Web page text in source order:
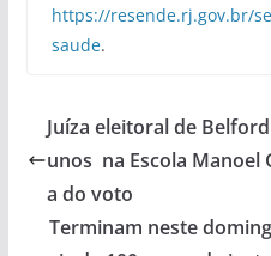
https://resende.rj.gov.br/
saude.
Juíza eleitoral de
unos na Escola Manoel
a do voto
Terminam neste